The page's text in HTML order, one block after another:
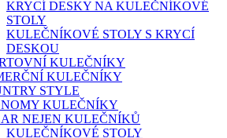
KRYCÍ DESKY NA KULEČNÍKOVÉ
STOLY
KULEČNÍKOVÉ STOLY S KRYCÍ
DESKOU
KULEČNÍKY
KULEČNÍKY
STYLE
KULEČNÍKY
NEJEN KULEČNÍKŮ
KULEČNÍKOVÉ STOLY